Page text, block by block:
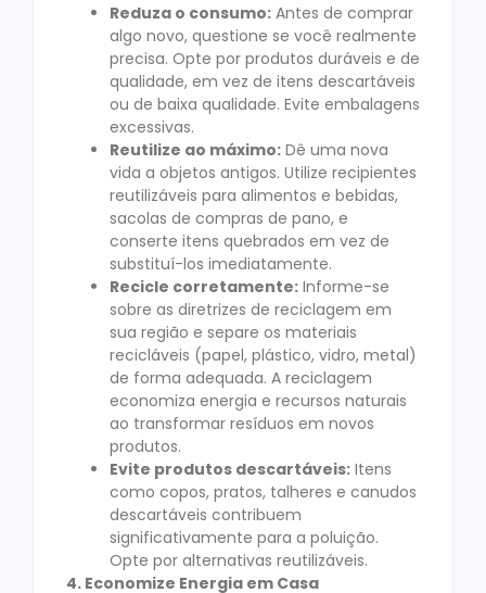
Reduza o consumo: Antes de comprar
algo novo, questione se você realmente
precisa. Opte por produtos duráveis e de
qualidade, em vez de itens descartáveis
ou de baixa qualidade. Evite embalagens
excessivas.
Reutilize ao máximo: Dê uma nova
vida a objetos antigos. Utilize recipientes
reutilizáveis para alimentos e bebidas,
sacolas de compras de pano, e
conserte itens quebrados em vez de
substituí-los imediatamente.
Recicle corretamente: Informe-se
sobre as diretrizes de reciclagem em
sua região e separe os materiais
recicláveis (papel, plástico, vidro, metal)
de forma adequada. A reciclagem
economiza energia e recursos naturais
ao transformar resíduos em novos
produtos.
Evite produtos descartáveis: Itens
como copos, pratos, talheres e canudos
descartáveis contribuem
significativamente para a poluição.
Opte por alternativas reutilizáveis.
4. Economize Energia em Casa